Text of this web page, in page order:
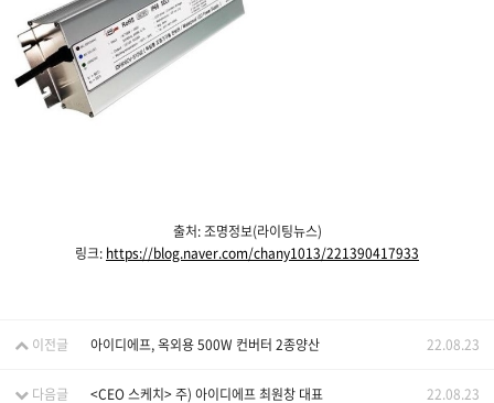
출처: 조명정보(라이팅뉴스)
링크: https://blog.naver.com/chany1013/221390417933
이전글 아이디에프, 옥외용 500W 컨버터 2종양산 22.08.23
다음글 <CEO 스케치> 주) 아이디에프 최원창 대표 22.08.23